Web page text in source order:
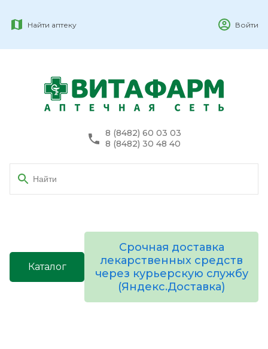
Найти аптеку Войти
8 (8482) 60 03 03
8 (8482) 30 48 40
Каталог
Срочная доставка
лекарственных средств
через курьерскую службу
(Яндекс.Доставка)